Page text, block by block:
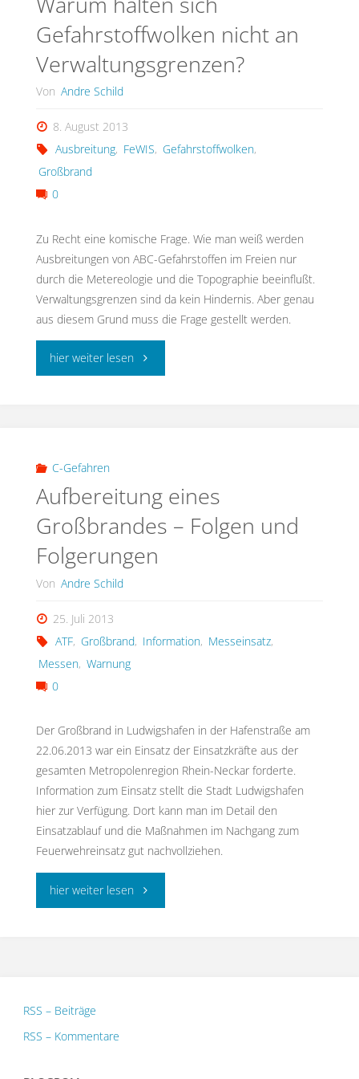
Gefahrstoffwolken nicht an
Verwaltungsgrenzen?
Von Andre Schild
8. August 2013
Ausbreitung, FeWIS, Gefahrstoffwolken,
Großbrand
0
Zu Recht eine komische Frage. Wie man weiß werden
Ausbreitungen von ABC-Gefahrstoffen im Freien nur
durch die Metereologie und die Topographie beeinflußt.
Verwaltungsgrenzen sind da kein Hindernis. Aber genau
aus diesem Grund muss die Frage gestellt werden.
hier weiter lesen"Warum
nicht
an
Verwaltungsgrenzen?"
C-Gefahren
Aufbereitung eines
Großbrandes – Folgen und
Folgerungen
Von Andre Schild
25. Juli 2013
ATF, Großbrand, Information, Messeinsatz,
Messen, Warnung
0
Der Großbrand in Ludwigshafen in der Hafenstraße am
22.06.2013 war ein Einsatz der Einsatzkräfte aus der
gesamten Metropolenregion Rhein-Neckar forderte.
Information zum Einsatz stellt die Stadt Ludwigshafen
hier zur Verfügung. Dort kann man im Detail den
Einsatzablauf und die Maßnahmen im Nachgang zum
Feuerwehreinsatz gut nachvollziehen.
hier weiter lesen"Aufbereitung
RSS – Beiträge
RSS – Kommentare